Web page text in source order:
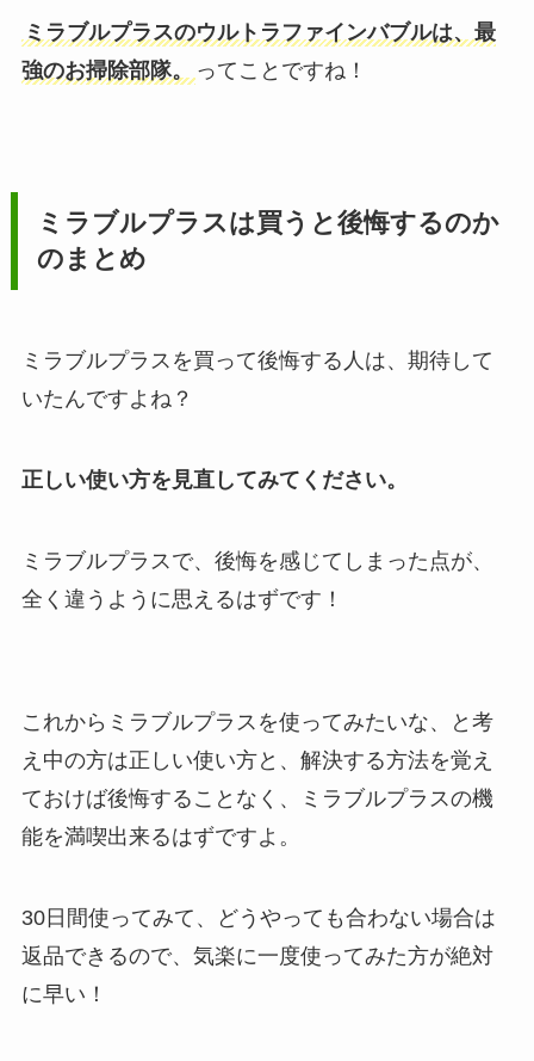
ミラブルプラスのウルトラファインバブルは、最
強のお掃除部隊。
ってことですね！
ミラブルプラスは買うと後悔するのか
のまとめ
ミラブルプラスを買って後悔する人は、期待して
いたんですよね？
正しい使い方を見直してみてください。
ミラブルプラスで、後悔を感じてしまった点が、
全く違うように思えるはずです！
これからミラブルプラスを使ってみたいな、と考
え中の方は正しい使い方と、解決する方法を覚え
ておけば後悔することなく、ミラブルプラスの機
能を満喫出来るはずですよ。
30日間使ってみて、どうやっても合わない場合は
返品できるので、気楽に一度使ってみた方が絶対
に早い！